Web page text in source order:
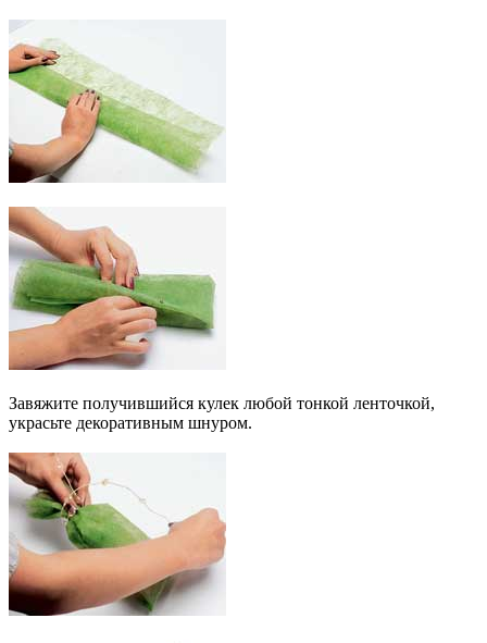
Завяжите получившийся кулек любой тонкой ленточкой,
украсьте декоративным шнуром.